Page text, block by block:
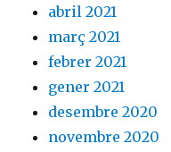
abril 2021
març 2021
febrer 2021
gener 2021
desembre 2020
novembre 2020